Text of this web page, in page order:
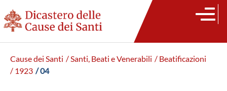
Cause dei Santi / Santi, Beati e Venerabili / Beatificazioni
/ 1923 / 04